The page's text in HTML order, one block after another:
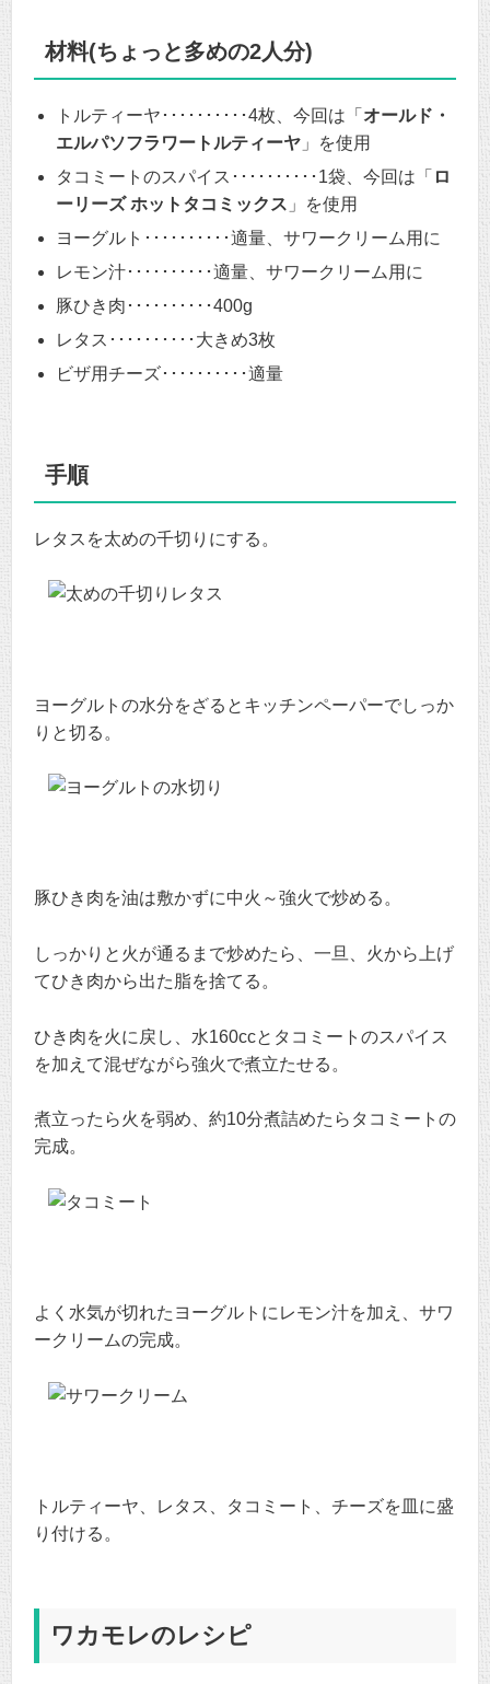
材料(ちょっと多めの2人分)
トルティーヤ･･････････4枚、今回は「 オールド・
エルパソフラワートルティーヤ 」を使用
タコミートのスパイス･･････････1袋、今回は「 ロ
ーリーズ ホットタコミックス 」を使用
ヨーグルト･･････････適量、サワークリーム用に
レモン汁･･････････適量、サワークリーム用に
豚ひき肉･･････････400g
レタス･･････････大きめ3枚
ビザ用チーズ･･････････適量
手順
レタスを太めの千切りにする。
ヨーグルトの水分をざるとキッチンペーパーでしっか
りと切る。
豚ひき肉を油は敷かずに中火～強火で炒める。
しっかりと火が通るまで炒めたら、一旦、火から上げ
てひき肉から出た脂を捨てる。
ひき肉を火に戻し、水160ccとタコミートのスパイス
を加えて混ぜながら強火で煮立たせる。
煮立ったら火を弱め、約10分煮詰めたらタコミートの
完成。
よく水気が切れたヨーグルトにレモン汁を加え、サワ
ークリームの完成。
トルティーヤ、レタス、タコミート、チーズを皿に盛
り付ける。
ワカモレのレシピ